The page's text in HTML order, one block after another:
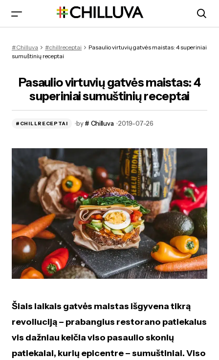
receptai
#Chilluva #chillreceptai
Pasaulio virtuvių gatvės maistas: 4 superiniai
sumuštinių receptai
Pasaulio virtuvių gatvės maistas: 4
superiniai sumuštinių receptai
#CHILLRECEPTAI by # Chilluva 2019-07-26
Šiais laikais gatvės maistas išgyvena tikrą
revoliuciją – prabangius restorano patiekalus
vis dažniau keičia viso pasaulio skonių
patiekalai, kurių epicentre – sumuštiniai. Viso